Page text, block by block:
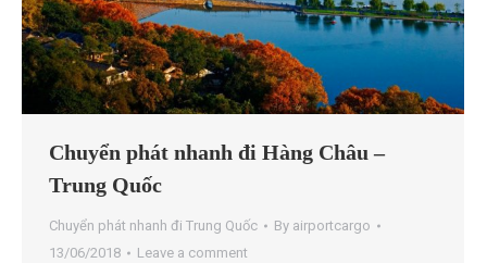
Chuyển phát nhanh đi Hàng Châu –
Trung Quốc
Chuyển phát nhanh đi Trung Quốc By airportcargo
13/06/2018
Leave a comment